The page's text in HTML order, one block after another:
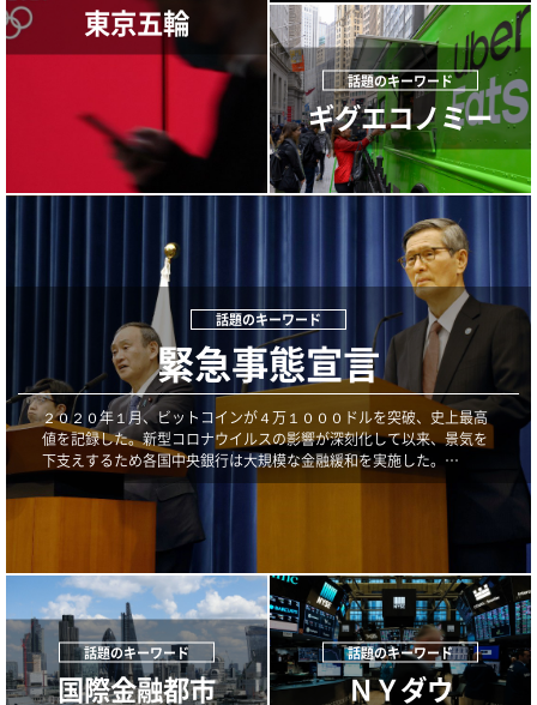
東京五輪
緊急事態宣言
２０２０年１月、ビットコインが４万１０００ドルを突破、史上最高
値を記録した。新型コロナウイルスの影響が深刻化して以来、景気を
下支えするため各国中央銀行は大規模な金融緩和を実施した。…
ギグエコノミー
国際金融都市 ＮＹダウ